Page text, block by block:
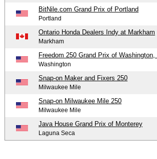
BitNile.com Grand Prix of Portland
Portland
Ontario Honda Dealers Indy at Markham
Markham
Freedom 250 Grand Prix of Washington,
Washington
Snap-on Maker and Fixers 250
Milwaukee Mile
Snap-on Milwaukee Mile 250
Milwaukee Mile
Java House Grand Prix of Monterey
Laguna Seca